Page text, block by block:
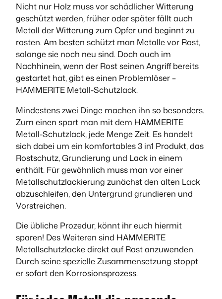
Nicht nur Holz muss vor schädlicher Witterung
geschützt werden, früher oder später fällt auch
Metall der Witterung zum Opfer und beginnt zu
rosten. Am besten schützt man Metalle vor Rost,
solange sie noch neu sind. Doch auch im
Nachhinein, wenn der Rost seinen Angriff bereits
gestartet hat, gibt es einen Problemlöser –
HAMMERITE Metall-Schutzlack.
Mindestens zwei Dinge machen ihn so besonders.
Zum einen spart man mit dem HAMMERITE
Metall-Schutzlack, jede Menge Zeit. Es handelt
sich dabei um ein komfortables 3 in1 Produkt, das
Rostschutz, Grundierung und Lack in einem
enthält. Für gewöhnlich muss man vor einer
Metallschutzlackierung zunächst den alten Lack
abzuschleifen, den Untergrund grundieren und
Vorstreichen.
Die übliche Prozedur, könnt ihr euch hiermit
sparen! Des Weiteren sind HAMMERITE
Metallschutzlacke direkt auf Rost anzuwenden.
Durch seine spezielle Zusammensetzung stoppt
er sofort den Korrosionsprozess.